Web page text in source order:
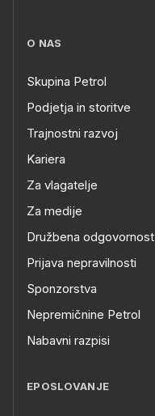
O NAS
Skupina Petrol
Podjetja in storitve
Trajnostni razvoj
Kariera
Za vlagatelje
Za medije
Družbena odgovornost
Prijava nepravilnosti
Sponzorstva
Nepremičnine Petrol
Nabavni razpisi
EPOSLOVANJE